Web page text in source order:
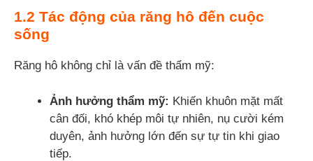
1.2 Tác động của răng hô đến cuộc
sống
Răng hô không chỉ là vấn đề thẩm mỹ:
Ảnh hưởng thẩm mỹ: Khiến khuôn mặt mất
cân đối, khó khép môi tự nhiên, nụ cười kém
duyên, ảnh hưởng lớn đến sự tự tin khi giao
tiếp.